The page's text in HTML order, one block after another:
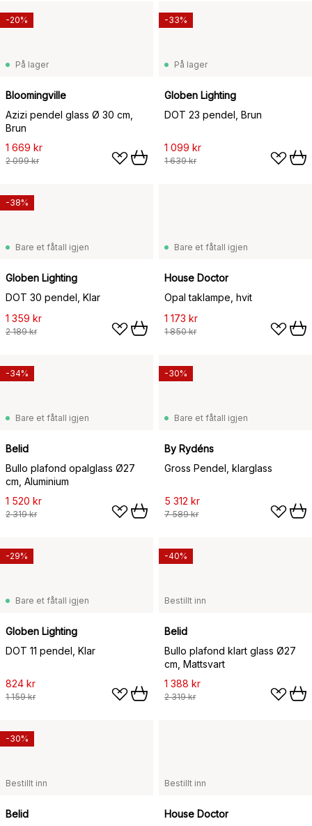
På lager
Bloomingville
Azizi pendel glass Ø 30 cm,
Brun
1 669 kr
2 099 kr
-20%
På lager
Globen Lighting
DOT 23 pendel, Brun
1 099 kr
1 639 kr
-33%
Bare et fåtall igjen
Globen Lighting
DOT 30 pendel, Klar
1 359 kr
2 189 kr
-38%
Bare et fåtall igjen
House Doctor
Opal taklampe, hvit
1 173 kr
1 850 kr
Bare et fåtall igjen
Belid
Bullo plafond opalglass Ø27
cm, Aluminium
1 520 kr
2 319 kr
-34%
Bare et fåtall igjen
By Rydéns
Gross Pendel, klarglass
5 312 kr
7 589 kr
-30%
Bare et fåtall igjen
Globen Lighting
DOT 11 pendel, Klar
824 kr
1 159 kr
-29%
Bestillt inn
Belid
Bullo plafond klart glass Ø27
cm, Mattsvart
1 388 kr
2 319 kr
-40%
Bestillt inn
Belid
-30%
Bestillt inn
House Doctor